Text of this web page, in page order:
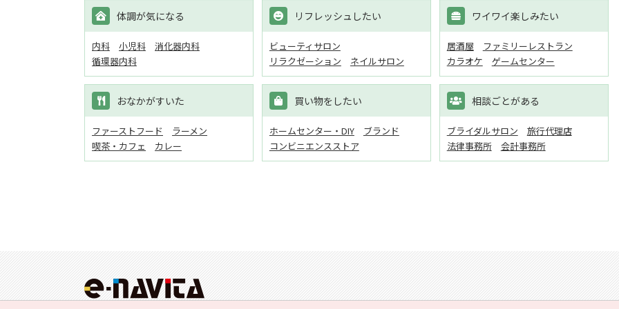
体調が気になる
内科 小児科
消化器内科
循環器内科
リフレッシュしたい
ビューティサロン
リラクゼーション
ネイルサロン
ワイワイ楽しみたい
居酒屋
ファミリーレストラン
カラオケ
ゲームセンター
おなかがすいた
ファーストフード
ラーメン
喫茶・カフェ
カレー
買い物をしたい
ホームセンター・DIY
ブランド
コンビニエンスストア
相談ごとがある
ブライダルサロン
旅行代理店
法律事務所
会計事務所